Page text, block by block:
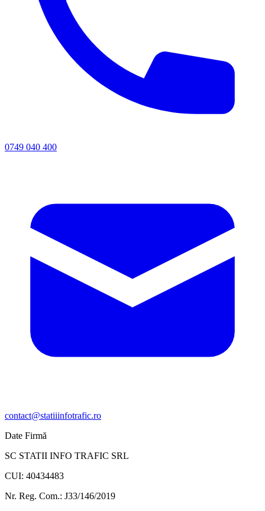
0749 040 400
contact@statiiinfotrafic.ro
Date Firmă
SC STATII INFO TRAFIC SRL
CUI: 40434483
Nr. Reg. Com.: J33/146/2019